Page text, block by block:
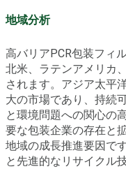
地域分析
高バリアPCR包装フィ
北米、ラテンアメリカ
されます。アジア太平
大の市場であり、持続
と環境問題への関心の
要な包装企業の存在と
地域の成長推進要因で
と先進的なリサイクル